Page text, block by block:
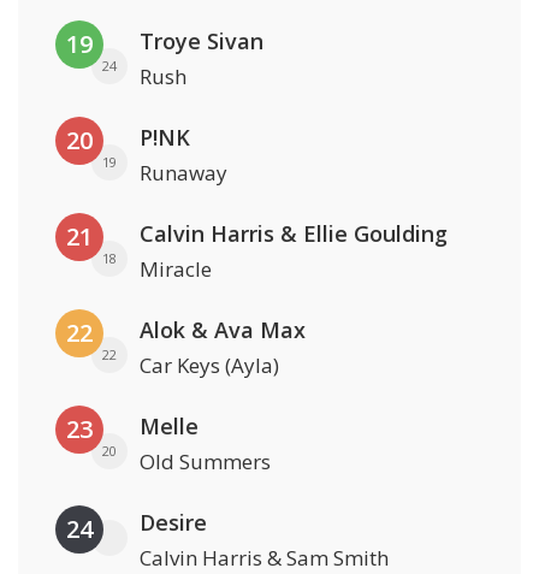
19
24
Troye Sivan
Rush
20
19
P!NK
Runaway
21
18
Calvin Harris & Ellie Goulding
Miracle
22
22
Alok & Ava Max
Car Keys (Ayla)
23
20
Melle
Old Summers
24 Desire
Calvin Harris & Sam Smith